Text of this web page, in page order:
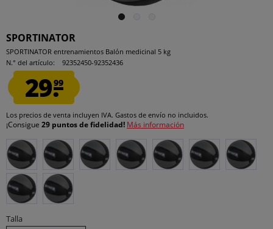
SPORTINATOR
SPORTINATOR entrenamientos Balón medicinal 5 kg
N.° del artículo:
92352450-92352436
29.99
Los precios de venta incluyen IVA. Gastos de envío no incluidos.
¡Consigue 29 puntos de fidelidad! Más información
Talla